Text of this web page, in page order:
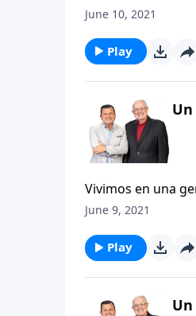
Las tentaciones
dependiendo de
June 10, 2021
Play
Vivimos en una
todos nuestros
votamos en su
June 9, 2021
Play